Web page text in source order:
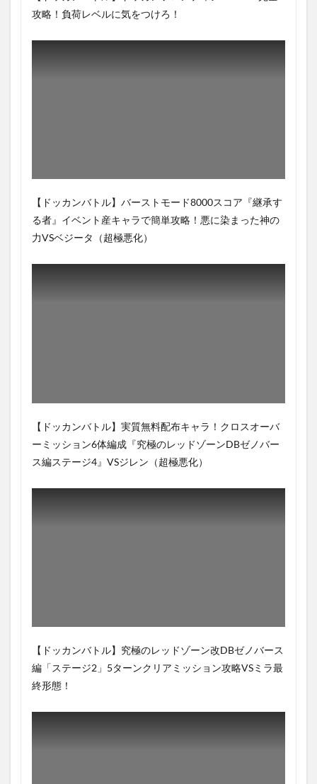
攻略！負荷レベルに気をつけろ！
【ドッカンバトル】バーストモード8000スコア『継承す
る者』イベント産キャラで簡単攻略！悪に染まった神の
力VSベジータ（超極悪化）
【ドッカンバトル】実質無料配布キャラ！クロスオーバ
ーミッション6体編成『究極のレッドゾーンDBゼノバー
ス編ステージ4』VSジレン（超極悪化）
【ドッカンバトル】究極のレッドゾーン改DBゼノバース
編「ステージ2」5ターンクリアミッション攻略VSミラ最
終形態！